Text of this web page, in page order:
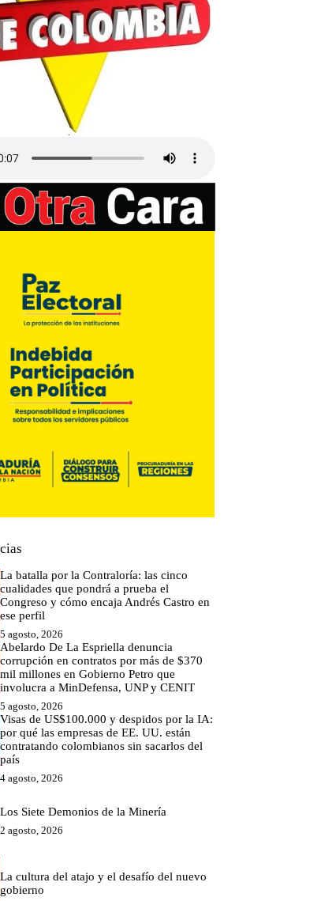
La batalla por la Contraloría: las cinco
cualidades que pondrá a prueba el
Congreso y cómo encaja Andrés Castro en
ese perfil
5 agosto, 2026
Abelardo De La Espriella denuncia
corrupción en contratos por más de $370
mil millones en Gobierno Petro que
involucra a MinDefensa, UNP y CENIT
5 agosto, 2026
Visas de US$100.000 y despidos por la IA:
por qué las empresas de EE. UU. están
contratando colombianos sin sacarlos del
país
4 agosto, 2026
Los Siete Demonios de la Minería
2 agosto, 2026
La cultura del atajo y el desafío del nuevo
gobierno